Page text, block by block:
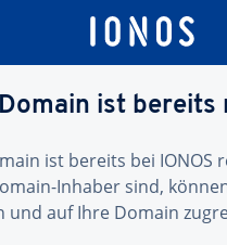
ist
ist bereits bei IONOS
Inhaber sind,
und auf Ihre Domain